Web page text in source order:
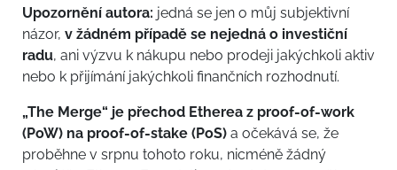
Upozornění autora: jedná se jen o můj subjektivní
názor, v žádném případě se nejedná o investiční
radu, ani výzvu k nákupu nebo prodeji jakýchkoli aktiv
nebo k přijímání jakýchkoli finančních rozhodnutí.
„The Merge“ je přechod Etherea z proof-of-work
(PoW) na proof-of-stake (PoS) a očekává se, že
proběhne v srpnu tohoto roku, nicméně žádný